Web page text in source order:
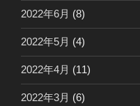
2022年6月 (8)
2022年5月 (4)
2022年4月 (11)
2022年3月 (6)